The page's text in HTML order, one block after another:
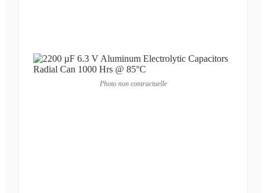
Photo non contractuelle